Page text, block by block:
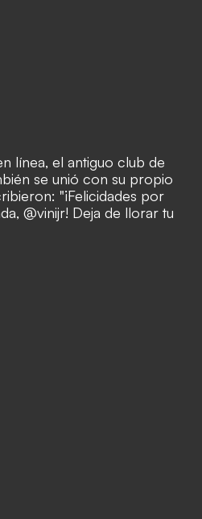
línea, el antiguo club de
se unió con su propio
"¡Felicidades por
@vinijr! Deja de llorar tu